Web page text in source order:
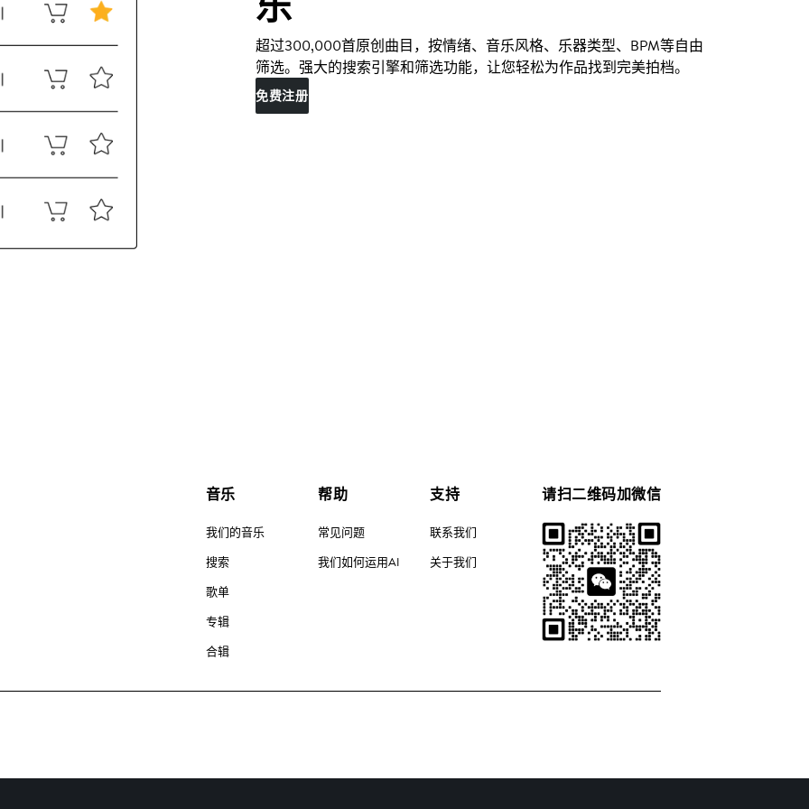
超过300,000首原创曲目，按情绪、音乐风格、乐器类型、BPM等自由
筛选。强大的搜索引擎和筛选功能，让您轻松为作品找到完美拍档。
免费注册
音乐
我们的音乐
搜索
歌单
专辑
合辑
帮助
常见问题
我们如何运用AI
支持
联系我们
关于我们
请扫二维码加微信